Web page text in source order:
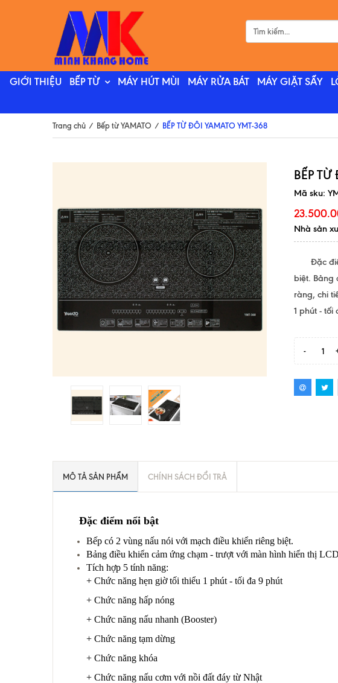
GIỚI THIỆU BẾP TỪ MÁY HÚT MÙI MÁY RỬA BÁT MÁY GIẶT SẤY
Trang chủ / Bếp từ YAMATO / BẾP TỪ ĐÔI YAMATO YMT-368
BẾP
Mã sku:
Nhà sản
Đặc
biệt. Bảng
ràng, chi
1 phút -
-
MÔ TẢ SẢN PHẨM CHÍNH SÁCH ĐỔI TRẢ
Đặc điểm nổi bật
Bếp có 2 vùng nấu nói với mạch điều khiển riêng biệt.
Bảng điều khiển cảm ứng chạm - trượt với màn hình hiển thị
Tích hợp 5 tính năng:
+ Chức năng hẹn giờ tối thiểu 1 phút - tối đa 9 phút
+ Chức năng hấp nóng
+ Chức năng nấu nhanh (Booster)
+ Chức năng tạm dừng
+ Chức năng khóa
+ Chức năng nấu cơm với nồi đất đáy từ Nhật